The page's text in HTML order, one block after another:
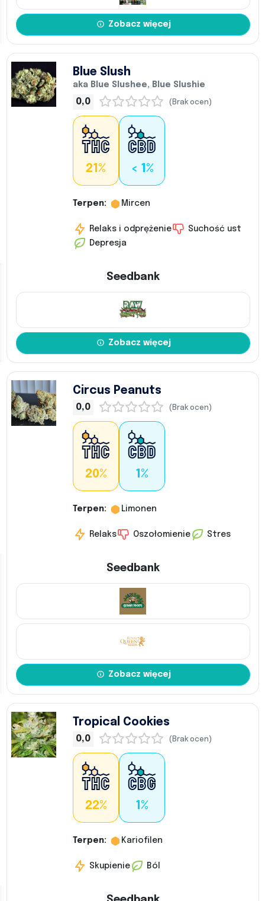
Zobacz więcej
Blue Slush
aka Blue Slushee, Blue Slushie
0,0 (Brak ocen)
21% < 1%
Terpen: Mircen
Relaks i odprężenie
Suchość ust
Depresja
Seedbank
Zobacz więcej
Circus Peanuts
0,0 (Brak ocen)
20% 1%
Terpen: Limonen
Relaks Oszołomienie Stres
Seedbank
Zobacz więcej
Tropical Cookies
0,0 (Brak ocen)
22% 1%
Terpen: Kariofilen
Skupienie Ból